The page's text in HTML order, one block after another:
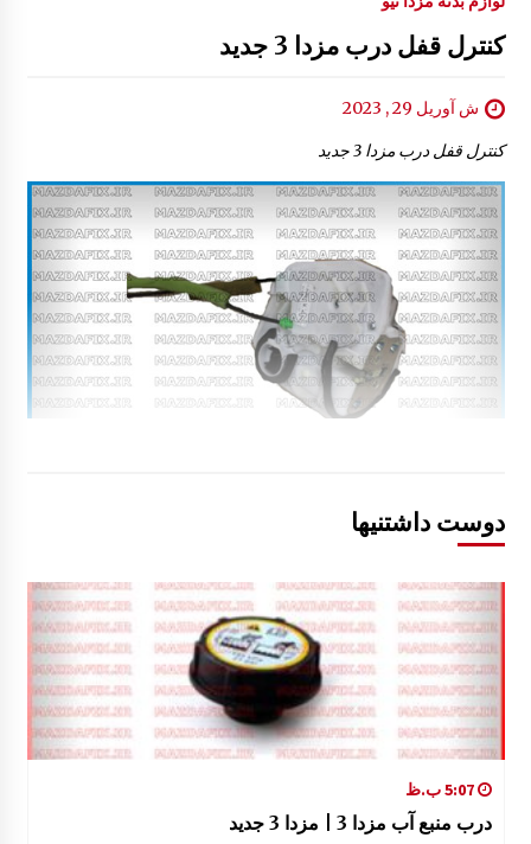
کنترل قفل درب مزدا 3 جدید
ش آوریل 29 , 2023
کنترل قفل درب مزدا 3 جدید
دوست داشتنیها
5:07 ب.ظ
درب منبع آب مزدا 3 | مزدا 3 جدید